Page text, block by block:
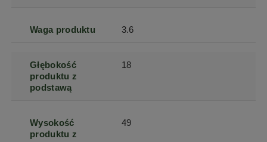
Waga produktu 3.6
Głębokość
produktu z
podstawą
18
Wysokość
produktu z
49